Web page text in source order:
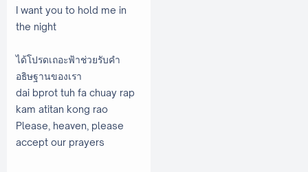
I want you to hold me in
the night
ได้โปรดเถอะฟ้าช่วยรับคำ
อธิษฐานของเรา
dai bprot tuh fa chuay rap
kam atitan kong rao
Please, heaven, please
accept our prayers